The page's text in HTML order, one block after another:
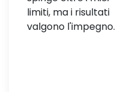
limiti, ma i risultati
valgono l'impegno.